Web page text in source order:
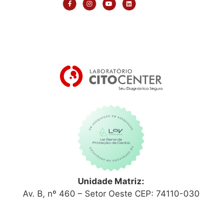
Unidade Matriz:
Av. B, nº 460 – Setor Oeste CEP: 74110-030